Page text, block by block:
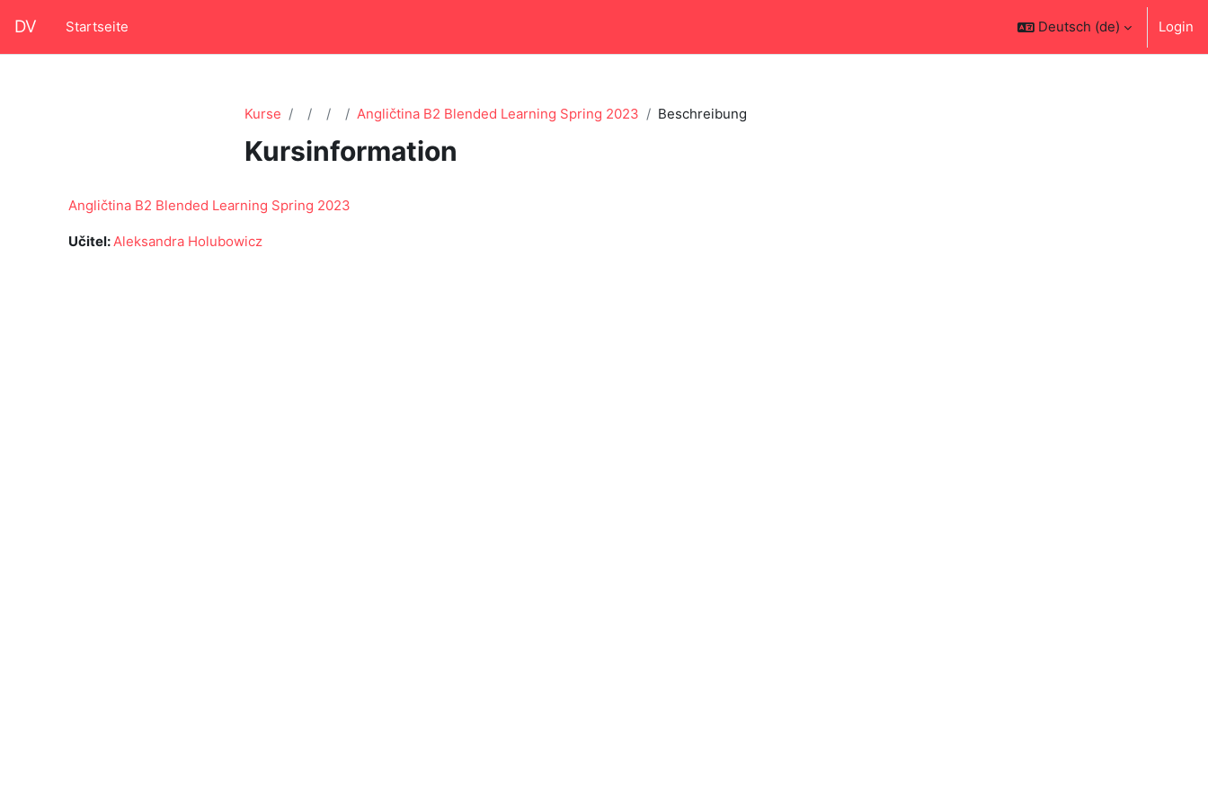
DV Startseite Deutsch ‎(de)‎ Login
Kurse Angličtina B2 Blended Learning Spring 2023 Beschreibung
Kursinformation
Angličtina B2 Blended Learning Spring 2023
Učitel:Aleksandra Holubowicz